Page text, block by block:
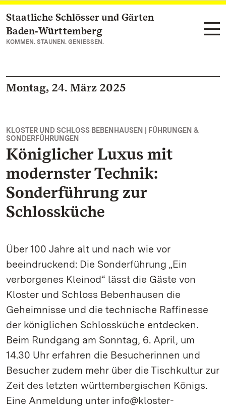
Zum Hauptinhalt springen
Staatliche Schlösser und Gärten
Baden‑Württemberg
KOMMEN. STAUNEN. GENIESSEN.
Montag, 24. März 2025
KLOSTER UND SCHLOSS BEBENHAUSEN | FÜHRUNGEN &
SONDERFÜHRUNGEN
Königlicher Luxus mit
modernster Technik:
Sonderführung zur
Schlossküche
Über 100 Jahre alt und nach wie vor
beeindruckend: Die Sonderführung „Ein
verborgenes Kleinod“ lässt die Gäste von
Kloster und Schloss Bebenhausen die
Geheimnisse und die technische Raffinesse
der königlichen Schlossküche entdecken.
Beim Rundgang am Sonntag, 6. April, um
14.30 Uhr erfahren die Besucherinnen und
Besucher zudem mehr über die Tischkultur zur
Zeit des letzten württembergischen Königs.
Eine Anmeldung unter info@kloster-